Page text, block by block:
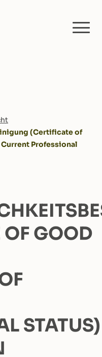
(Certificate of
Professional
GOOD
STATUS)